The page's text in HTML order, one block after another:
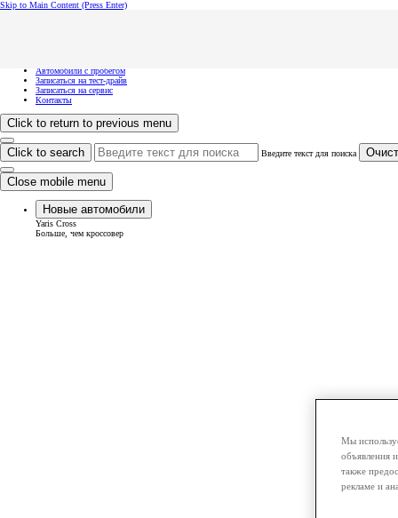
Skip to Main Content (Press Enter)
Автомобили с пробегом
Записаться на тест-драйв
Записаться на сервис
Контакты
Click to return to previous menu
Click to search Введите текст для поиска
Close mobile menu
Новые автомобили
Yaris Cross
Больше, чем кроссовер
Мы
объявления
также
рекламе и